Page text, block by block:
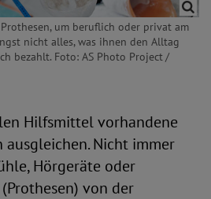
um beruflich oder privat am
nicht alles, was ihnen den Alltag
bezahlt. Foto: AS Photo Project /
Hilfsmittel vorhandene
Nicht immer
Hörgeräte oder
von der